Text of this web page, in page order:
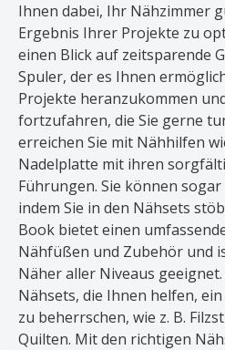
Ihnen dabei, Ihr Nähzimmer
Ergebnis Ihrer Projekte zu
einen Blick auf zeitsparende
Spuler, der es Ihnen
Projekte heranzukommen
fortzufahren, die Sie gerne
erreichen Sie mit Nähhilfen
Nadelplatte mit ihren
Führungen. Sie können
indem Sie in den Nähsets
Book bietet einen
Nähfüßen und Zubehör und
Näher aller Niveaus
Nähsets, die Ihnen helfen,
zu beherrschen, wie z. B.
Quilten. Mit den richtigen